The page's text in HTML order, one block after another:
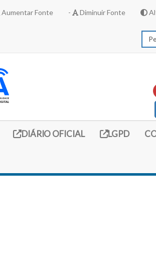
Aumentar Fonte - Diminuir Fonte
Link externo (site do diario oficial do
DIÁRIO OFICIAL Link externo
LGPD